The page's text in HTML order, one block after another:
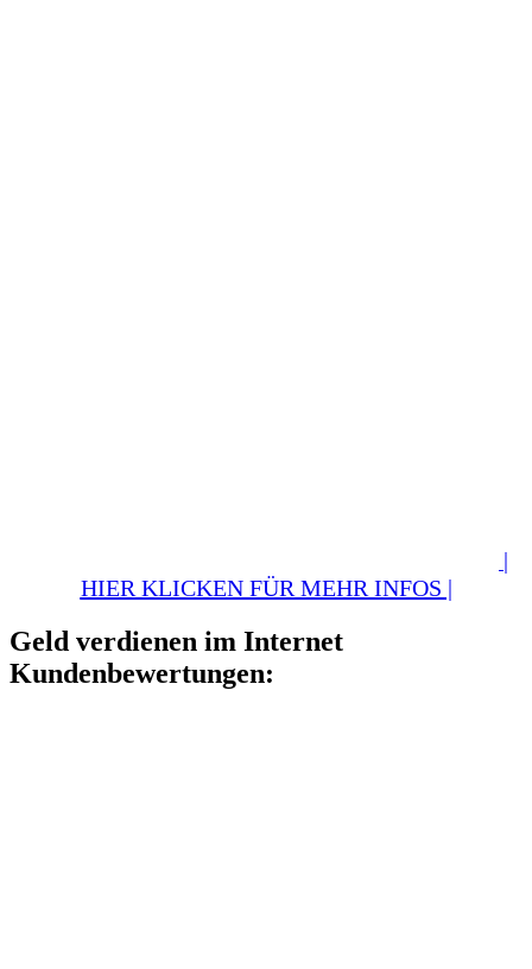
|
HIER KLICKEN FÜR MEHR INFOS |
Geld verdienen im Internet
Kundenbewertungen: